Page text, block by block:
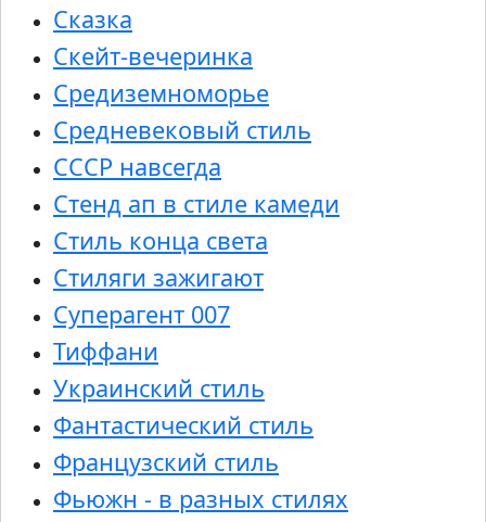
Сказка
Скейт-вечеринка
Средиземноморье
Средневековый стиль
СССР навсегда
Стенд ап в стиле камеди
Стиль конца света
Стиляги зажигают
Суперагент 007
Тиффани
Украинский стиль
Фантастический стиль
Французский стиль
Фьюжн - в разных стилях